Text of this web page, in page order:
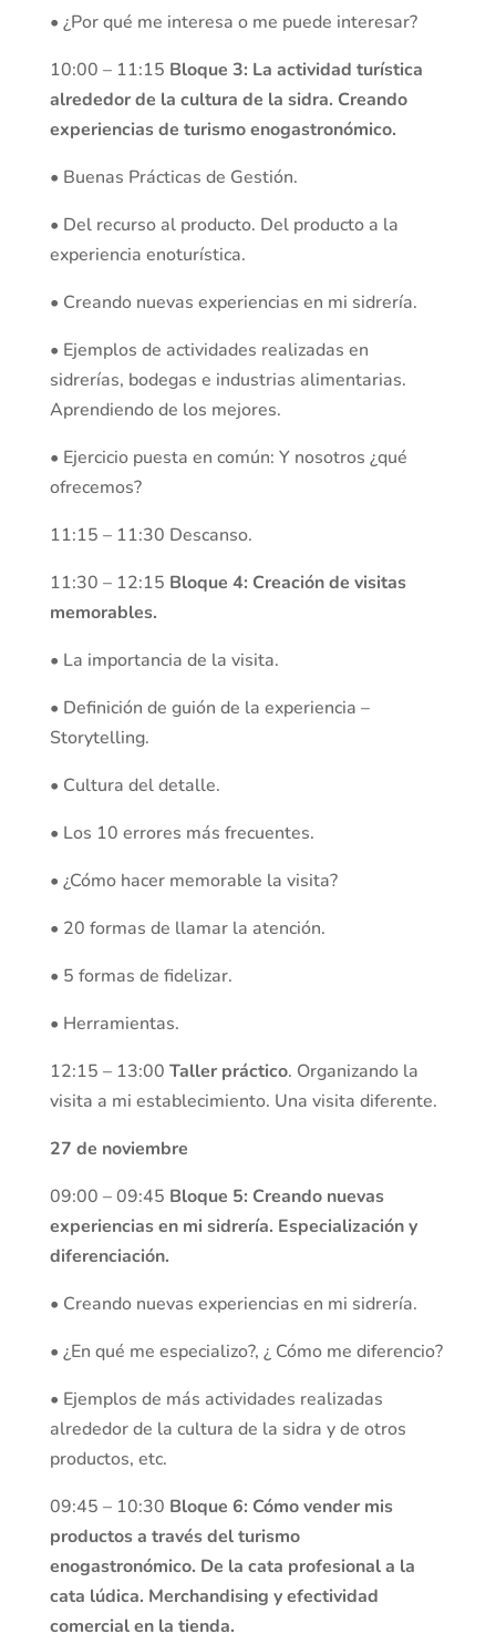
• ¿Por qué me interesa o me puede interesar?
10:00 – 11:15 Bloque 3: La actividad turística
alrededor de la cultura de la sidra. Creando
experiencias de turismo enogastronómico.
• Buenas Prácticas de Gestión.
• Del recurso al producto. Del producto a la
experiencia enoturística.
• Creando nuevas experiencias en mi sidrería.
• Ejemplos de actividades realizadas en
sidrerías, bodegas e industrias alimentarias.
Aprendiendo de los mejores.
• Ejercicio puesta en común: Y nosotros ¿qué
ofrecemos?
11:15 – 11:30 Descanso.
11:30 – 12:15 Bloque 4: Creación de visitas
memorables.
• La importancia de la visita.
• Definición de guión de la experiencia –
Storytelling.
• Cultura del detalle.
• Los 10 errores más frecuentes.
• ¿Cómo hacer memorable la visita?
• 20 formas de llamar la atención.
• 5 formas de fidelizar.
• Herramientas.
12:15 – 13:00 Taller práctico. Organizando la
visita a mi establecimiento. Una visita diferente.
27 de noviembre
09:00 – 09:45 Bloque 5: Creando nuevas
experiencias en mi sidrería. Especialización y
diferenciación.
• Creando nuevas experiencias en mi sidrería.
• ¿En qué me especializo?, ¿ Cómo me diferencio?
• Ejemplos de más actividades realizadas
alrededor de la cultura de la sidra y de otros
productos, etc.
09:45 – 10:30 Bloque 6: Cómo vender mis
productos a través del turismo
enogastronómico. De la cata profesional a la
cata lúdica. Merchandising y efectividad
comercial en la tienda.